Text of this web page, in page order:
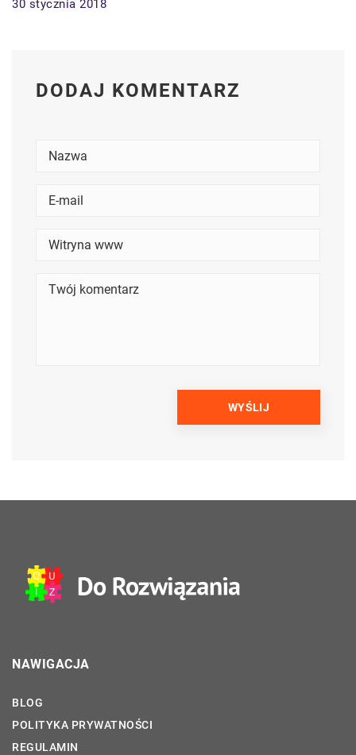
30 stycznia 2018
DODAJ KOMENTARZ
NAWIGACJA
BLOG
POLITYKA PRYWATNOŚCI
REGULAMIN